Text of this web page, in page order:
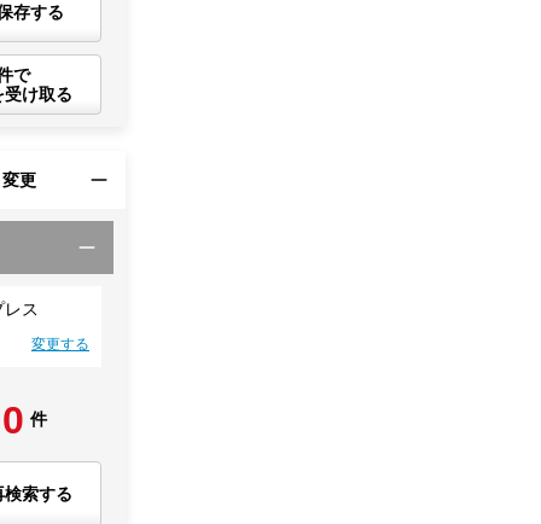
存する
で
受け取る
更
ス
変更する
0 件
検索する